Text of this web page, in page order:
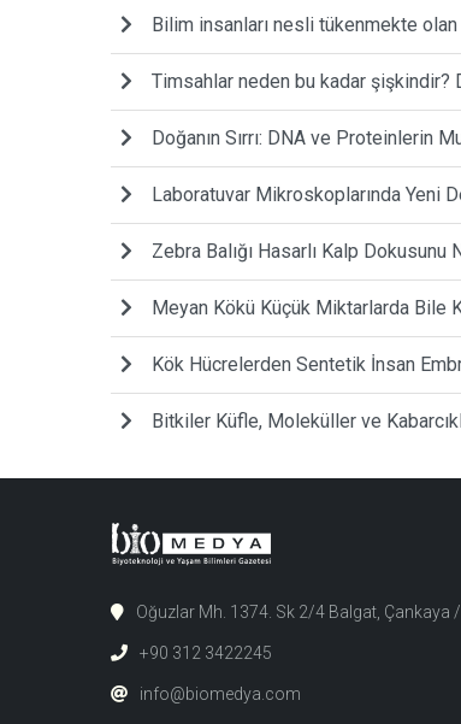
Bilim insanları nesli tükenmekte
Timsahlar neden bu kadar
Doğanın Sırrı: DNA ve Proteinlerin
Laboratuvar Mikroskoplarında Yeni
Zebra Balığı Hasarlı Kalp Dokusunu
Meyan Kökü Küçük Miktarlarda Bile
Kök Hücrelerden Sentetik İnsan
Bitkiler Küfle, Moleküller ve
Oğuzlar Mh. 1374. Sk 2/4 Balgat, Çankaya
+90 312 3422245
info@biomedya.com